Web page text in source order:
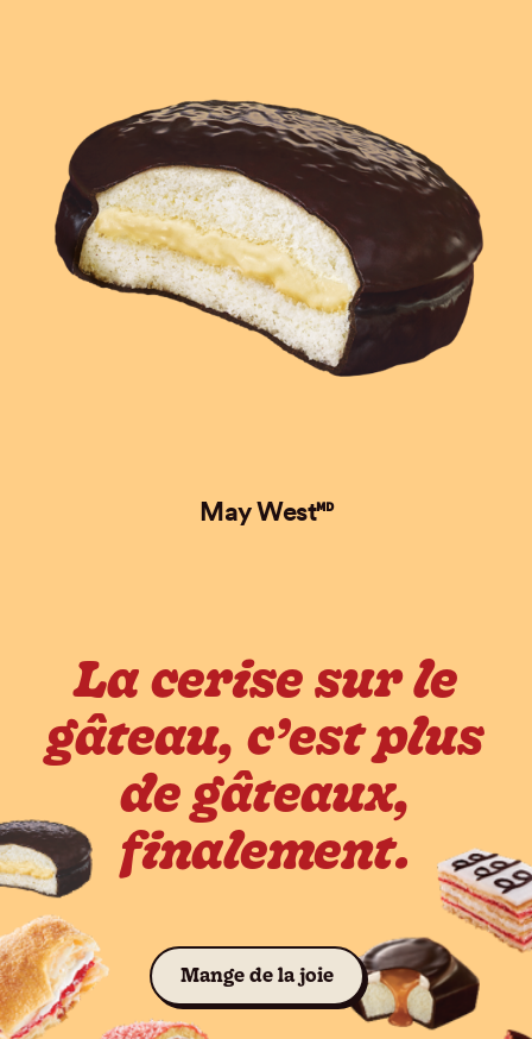
May West🅫
La cerise sur le
gâteau, c’est plus
de gâteaux,
finalement.
Mange de la joieVoir les gâteaux